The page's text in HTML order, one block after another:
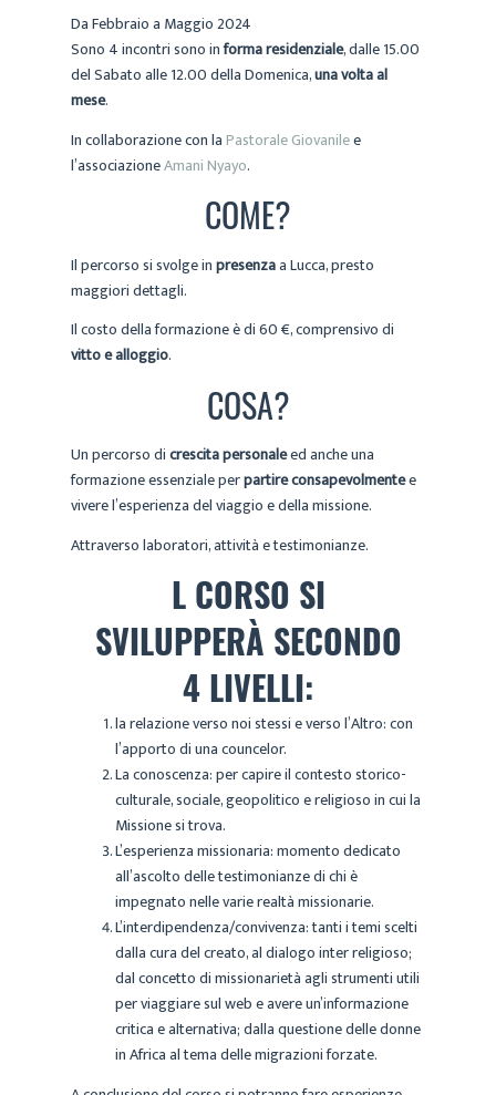
Da Febbraio a Maggio 2024
Sono 4 incontri sono informa residenziale, dalle 15.00
del Sabato alle 12.00 della Domenica,una volta al
mese.
In collaborazione con laPastorale Giovanilee
l’associazioneAmani Nyayo.
COME?
Il percorso si svolge inpresenzaa Lucca, presto
maggiori dettagli.
Il costo della formazione è di 60 €, comprensivo di
vitto e alloggio.
COSA?
Un percorso dicrescita personaleed anche una
formazione essenziale perpartire consapevolmentee
vivere l’esperienza del viaggio e della missione.
Attraverso laboratori, attività e testimonianze.
L CORSO SI
SVILUPPERÀ SECONDO
4 LIVELLI:
la relazione verso noi stessi e verso l’Altro: con
l’apporto di una councelor.
La conoscenza: per capire il contesto storico-
culturale, sociale, geopolitico e religioso in cui la
Missione si trova.
L’esperienza missionaria: momento dedicato
all’ascolto delle testimonianze di chi è
impegnato nelle varie realtà missionarie.
L’interdipendenza/convivenza: tanti i temi scelti
dalla cura del creato, al dialogo inter religioso;
dal concetto di missionarietà agli strumenti utili
per viaggiare sul web e avere un’informazione
critica e alternativa; dalla questione delle donne
in Africa al tema delle migrazioni forzate.